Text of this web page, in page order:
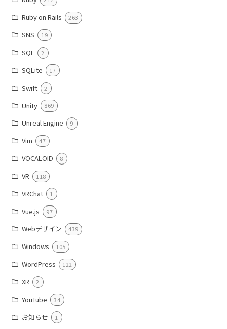
Ruby on Rails 263
SNS 19
SQL 2
SQLite 17
Swift 2
Unity 869
Unreal Engine 9
Vim 47
VOCALOID 8
VR 118
VRChat 1
Vue.js 97
Webデザイン 439
Windows 105
WordPress 122
XR 2
YouTube 34
お知らせ 1